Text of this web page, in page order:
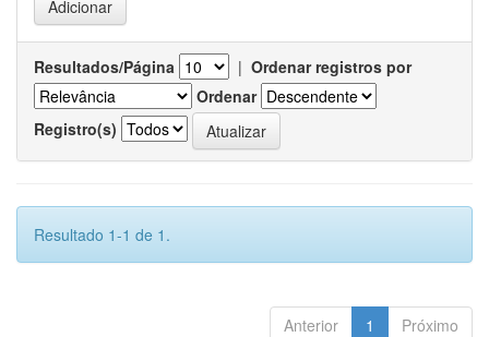
Resultados/Página | Ordenar registros por
Ordenar
Registro(s)
Resultado 1-1 de 1.
Anterior 1 Próximo